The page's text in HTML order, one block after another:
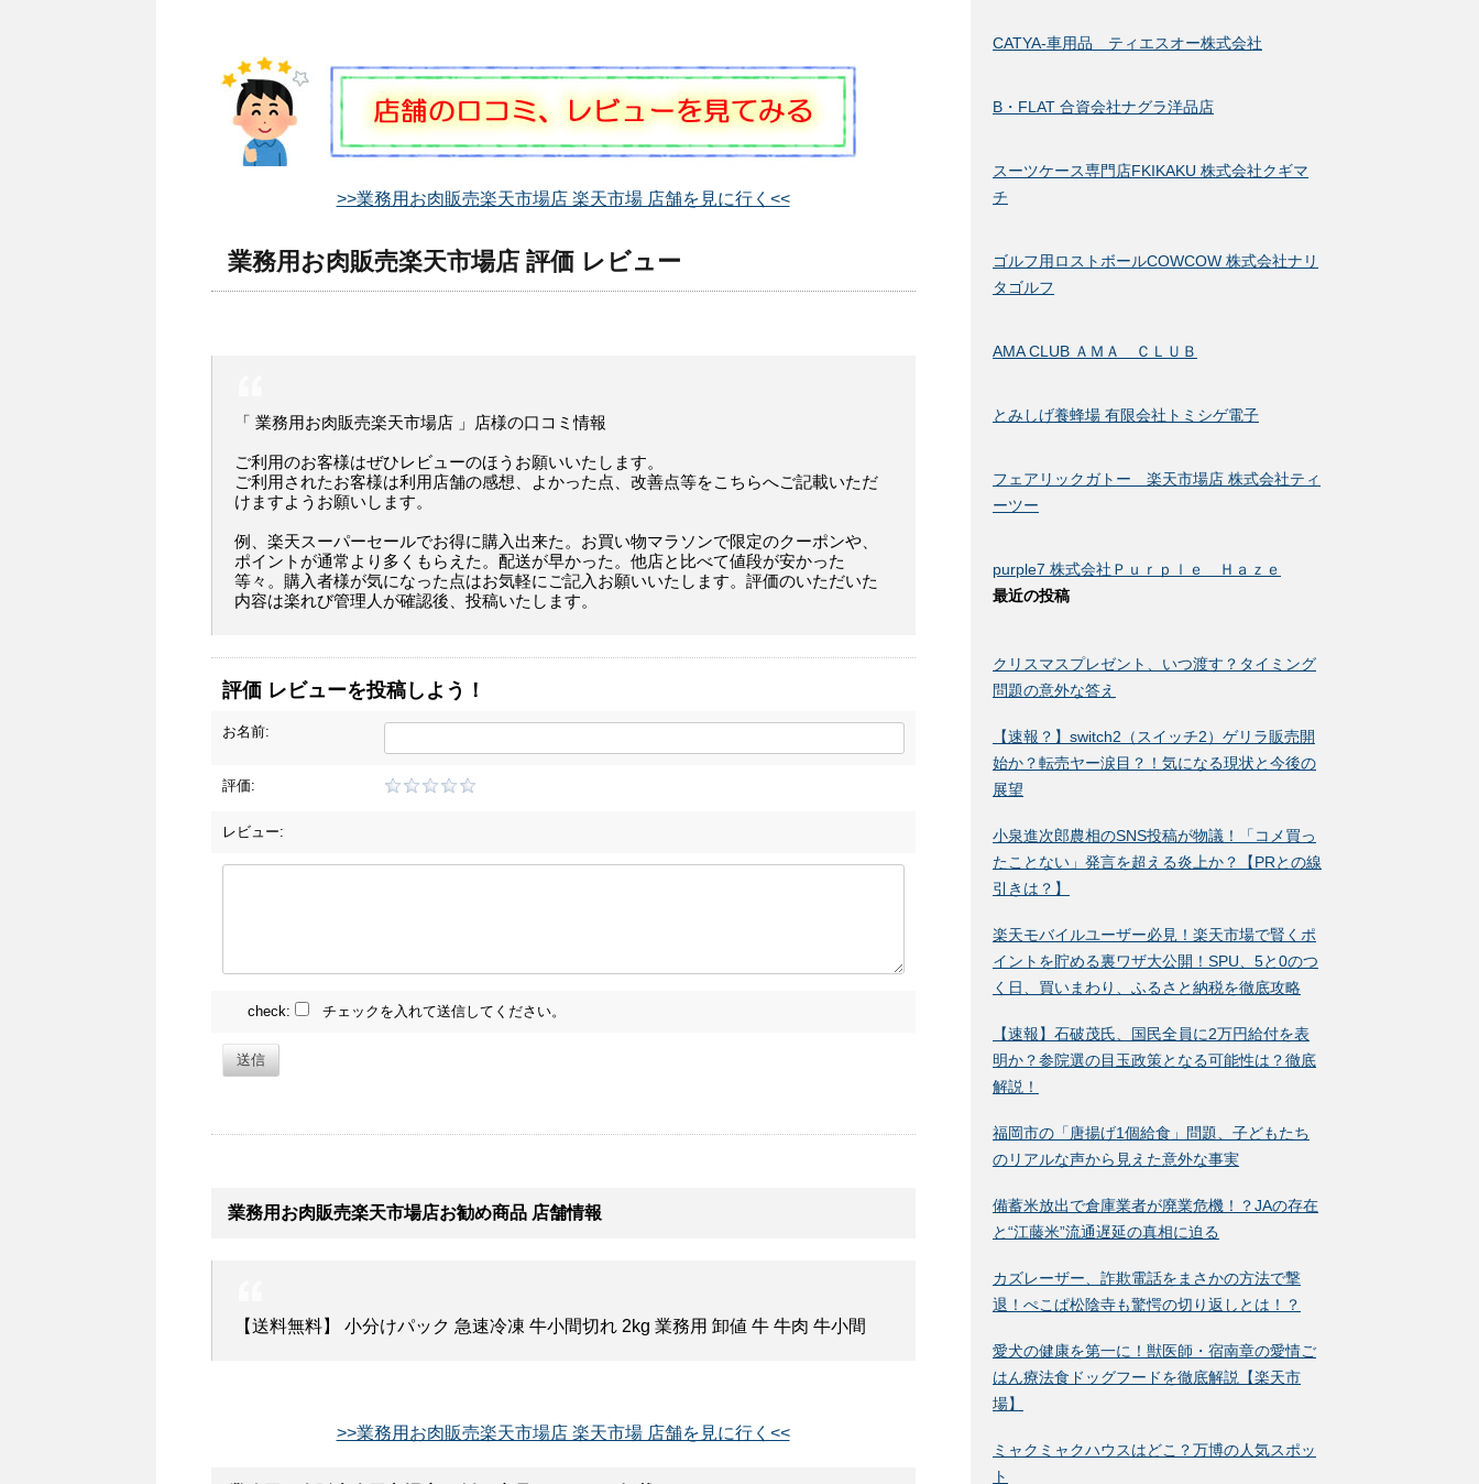
>>業務用お肉販売楽天市場店 楽天市場 店舗を見に行く<<
業務用お肉販売楽天市場店 評価 レビュー
「 業務用お肉販売楽天市場店 」店様の口コミ情報
ご利用のお客様はぜひレビューのほうお願いいたします。
ご利用されたお客様は利用店舗の感想、よかった点、改善点等をこちらへご記載いただ
けますようお願いします。
例、楽天スーパーセールでお得に購入出来た。お買い物マラソンで限定のクーポンや、
ポイントが通常より多くもらえた。配送が早かった。他店と比べて値段が安かった
等々。購入者様が気になった点はお気軽にご記入お願いいたします。評価のいただいた
内容は楽れび管理人が確認後、投稿いたします。
評価 レビューを投稿しよう！
お名前:
評価:
レビュー:
check: チェックを入れて送信してください。
送信
業務用お肉販売楽天市場店お勧め商品 店舗情報
【送料無料】 小分けパック 急速冷凍 牛小間切れ 2kg 業務用 卸値 牛 牛肉 牛小間
>>業務用お肉販売楽天市場店 楽天市場 店舗を見に行く<<
CATYA-車用品 ティエスオー株式会社
B・FLAT 合資会社ナグラ洋品店
スーツケース専門店FKIKAKU 株式会社クギマ
チ
ゴルフ用ロストボールCOWCOW 株式会社ナリ
タゴルフ
AMA CLUB ＡＭＡ ＣＬＵＢ
とみしげ養蜂場 有限会社トミシゲ電子
フェアリックガトー 楽天市場店 株式会社ティ
ーツー
purple7 株式会社Ｐｕｒｐｌｅ Ｈａｚｅ
最近の投稿
クリスマスプレゼント、いつ渡す？タイミング
問題の意外な答え
【速報？】switch2（スイッチ2）ゲリラ販売開
始か？転売ヤー涙目？！気になる現状と今後の
展望
小泉進次郎農相のSNS投稿が物議！「コメ買っ
たことない」発言を超える炎上か？【PRとの線
引きは？】
楽天モバイルユーザー必見！楽天市場で賢くポ
イントを貯める裏ワザ大公開！SPU、5と0のつ
く日、買いまわり、ふるさと納税を徹底攻略
【速報】石破茂氏、国民全員に2万円給付を表
明か？参院選の目玉政策となる可能性は？徹底
解説！
福岡市の「唐揚げ1個給食」問題、子どもたち
のリアルな声から見えた意外な事実
備蓄米放出で倉庫業者が廃業危機！？JAの存在
と“江藤米”流通遅延の真相に迫る
カズレーザー、詐欺電話をまさかの方法で撃
退！ぺこぱ松陰寺も驚愕の切り返しとは！？
愛犬の健康を第一に！獣医師・宿南章の愛情ご
はん療法食ドッグフードを徹底解説【楽天市
場】
ミャクミャクハウスはどこ？万博の人気スポッ
ト